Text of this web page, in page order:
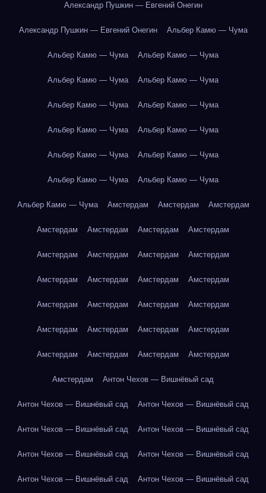
Александр Пушкин — Евгений Онегин
Александр Пушкин — Евгений Онегин Альбер Камю — Чума
Альбер Камю — Чума Альбер Камю — Чума
Альбер Камю — Чума Альбер Камю — Чума
Альбер Камю — Чума Альбер Камю — Чума
Альбер Камю — Чума Альбер Камю — Чума
Альбер Камю — Чума Альбер Камю — Чума
Альбер Камю — Чума Альбер Камю — Чума
Альбер Камю — Чума Амстердам Амстердам Амстердам
Амстердам Амстердам Амстердам Амстердам
Амстердам Амстердам Амстердам Амстердам
Амстердам Амстердам Амстердам Амстердам
Амстердам Амстердам Амстердам Амстердам
Амстердам Амстердам Амстердам Амстердам
Амстердам Амстердам Амстердам Амстердам
Амстердам Антон Чехов — Вишнёвый сад
Антон Чехов — Вишнёвый сад Антон Чехов — Вишнёвый сад
Антон Чехов — Вишнёвый сад Антон Чехов — Вишнёвый сад
Антон Чехов — Вишнёвый сад Антон Чехов — Вишнёвый сад
Антон Чехов — Вишнёвый сад Антон Чехов — Вишнёвый сад